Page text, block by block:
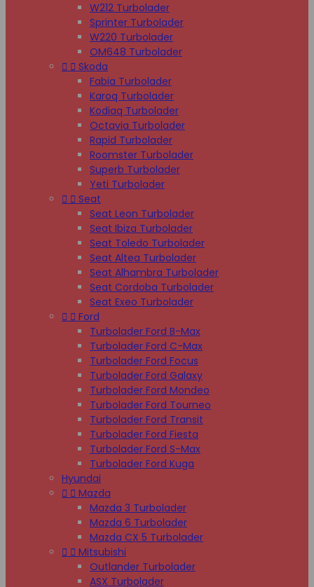
W212 Turbolader
Sprinter Turbolader
W220 Turbolader
OM648 Turbolader
  Skoda
Fabia Turbolader
Karoq Turbolader
Kodiaq Turbolader
Octavia Turbolader
Rapid Turbolader
Roomster Turbolader
Superb Turbolader
Yeti Turbolader
  Seat
Seat Leon Turbolader
Seat Ibiza Turbolader
Seat Toledo Turbolader
Seat Altea Turbolader
Seat Alhambra Turbolader
Seat Cordoba Turbolader
Seat Exeo Turbolader
  Ford
Turbolader Ford B-Max
Turbolader Ford C-Max
Turbolader Ford Focus
Turbolader Ford Galaxy
Turbolader Ford Mondeo
Turbolader Ford Tourneo
Turbolader Ford Transit
Turbolader Ford Fiesta
Turbolader Ford S-Max
Turbolader Ford Kuga
Hyundai
  Mazda
Mazda 3 Turbolader
Mazda 6 Turbolader
Mazda CX 5 Turbolader
  Mitsubishi
Outlander Turbolader
ASX Turbolader